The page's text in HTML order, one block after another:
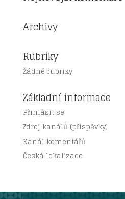
Archivy
Rubriky
Žádné rubriky
Základní informace
Přihlásit se
Zdroj kanálů (příspěvky)
Kanál komentářů
Česká lokalizace